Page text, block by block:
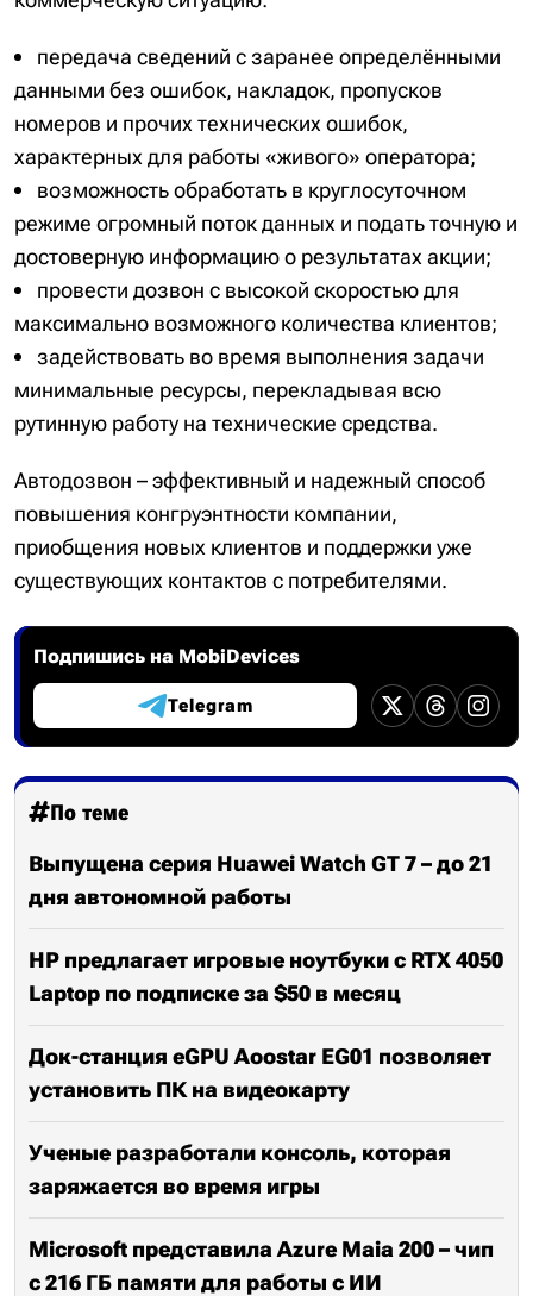
передача сведений с заранее определёнными
данными без ошибок, накладок, пропусков
номеров и прочих технических ошибок,
характерных для работы «живого» оператора;
возможность обработать в круглосуточном
режиме огромный поток данных и подать точную и
достоверную информацию о результатах акции;
провести дозвон с высокой скоростью для
максимально возможного количества клиентов;
задействовать во время выполнения задачи
минимальные ресурсы, перекладывая всю
рутинную работу на технические средства.
Автодозвон – эффективный и надежный способ
повышения конгруэнтности компании,
приобщения новых клиентов и поддержки уже
существующих контактов с потребителями.
Подпишись на MobiDevices
Telegram
По теме
Выпущена серия Huawei Watch GT 7 – до 21
дня автономной работы
HP предлагает игровые ноутбуки с RTX 4050
Laptop по подписке за $50 в месяц
Док-станция eGPU Aoostar EG01 позволяет
установить ПК на видеокарту
Ученые разработали консоль, которая
заряжается во время игры
Microsoft представила Azure Maia 200 – чип
с 216 ГБ памяти для работы с ИИ